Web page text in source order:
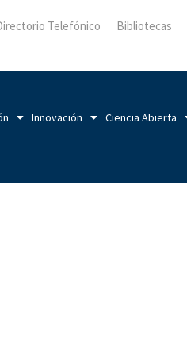
Telefónico Bibliotecas
Innovación Ciencia Abierta